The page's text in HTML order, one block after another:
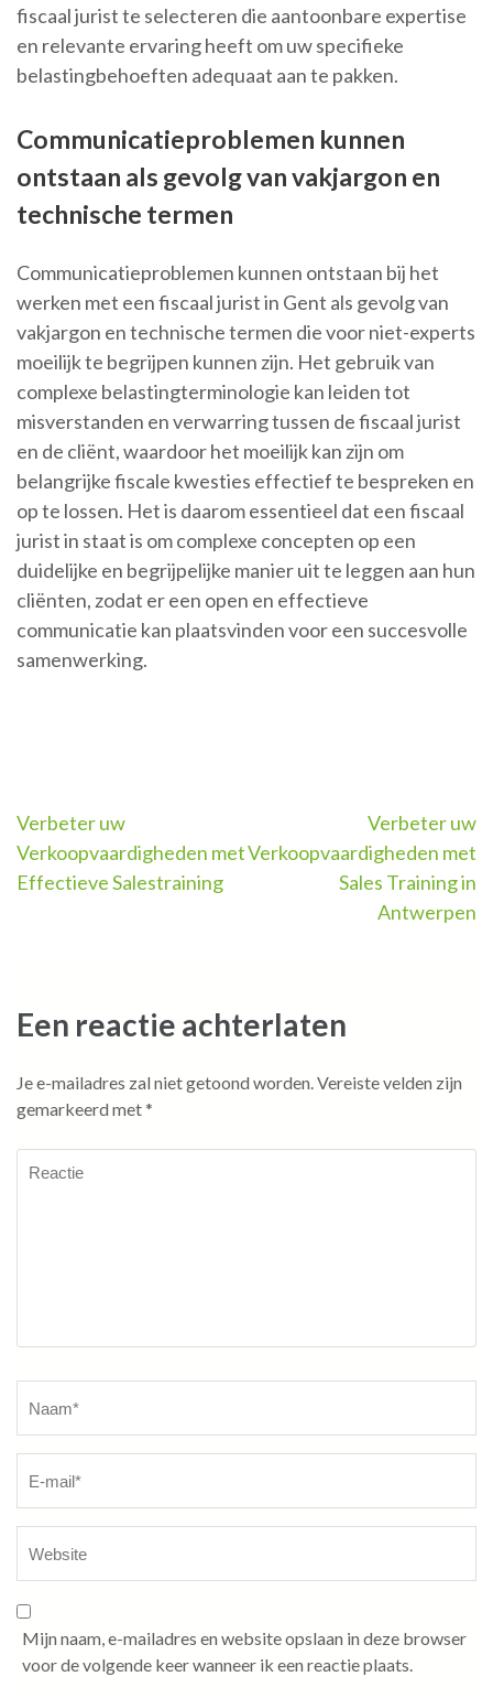
fiscaal jurist te selecteren die aantoonbare expertise
en relevante ervaring heeft om uw specifieke
belastingbehoeften adequaat aan te pakken.
Communicatieproblemen kunnen
ontstaan als gevolg van vakjargon en
technische termen
Communicatieproblemen kunnen ontstaan bij het
werken met een fiscaal jurist in Gent als gevolg van
vakjargon en technische termen die voor niet-experts
moeilijk te begrijpen kunnen zijn. Het gebruik van
complexe belastingterminologie kan leiden tot
misverstanden en verwarring tussen de fiscaal jurist
en de cliënt, waardoor het moeilijk kan zijn om
belangrijke fiscale kwesties effectief te bespreken en
op te lossen. Het is daarom essentieel dat een fiscaal
jurist in staat is om complexe concepten op een
duidelijke en begrijpelijke manier uit te leggen aan hun
cliënten, zodat er een open en effectieve
communicatie kan plaatsvinden voor een succesvolle
samenwerking.
Berichtnavigatie
Verbeter uw
Verkoopvaardigheden met
Effectieve Salestraining
Verbeter uw
Verkoopvaardigheden met
Sales Training in
Antwerpen
Een reactie achterlaten
Je e-mailadres zal niet getoond worden.Vereiste velden zijn
gemarkeerd met*
Mijn naam, e-mailadres en website opslaan in deze browser
voor de volgende keer wanneer ik een reactie plaats.